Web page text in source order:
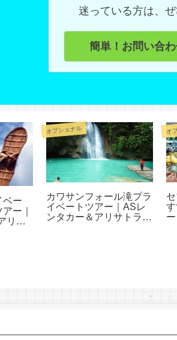
迷っている方は、ぜ
簡単！お問い合
ベー
ー｜
リサ
オプショナル
カワサンフォール滝プラ
イベートツアー｜ASレ
ンタカー＆アリサトラベ
オ